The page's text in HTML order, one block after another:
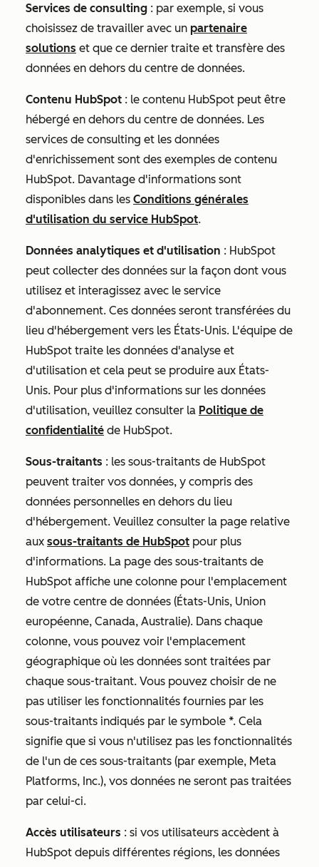
Services de consulting : par exemple, si vous
choisissez de travailler avec un partenaire
solutions et que ce dernier traite et transfère des
données en dehors du centre de données.
Contenu HubSpot : le contenu HubSpot peut être
hébergé en dehors du centre de données. Les
services de consulting et les données
d'enrichissement sont des exemples de contenu
HubSpot. Davantage d'informations sont
disponibles dans les Conditions générales
d'utilisation du service HubSpot.
Données analytiques et d'utilisation : HubSpot
peut collecter des données sur la façon dont vous
utilisez et interagissez avec le service
d'abonnement. Ces données seront transférées du
lieu d'hébergement vers les États-Unis. L'équipe de
HubSpot traite les données d'analyse et
d'utilisation et cela peut se produire aux États-
Unis. Pour plus d'informations sur les données
d'utilisation, veuillez consulter la Politique de
confidentialité de HubSpot.
Sous-traitants : les sous-traitants de HubSpot
peuvent traiter vos données, y compris des
données personnelles en dehors du lieu
d'hébergement. Veuillez consulter la page relative
aux sous-traitants de HubSpot pour plus
d'informations. La page des sous-traitants de
HubSpot affiche une colonne pour l'emplacement
de votre centre de données (États-Unis, Union
européenne, Canada, Australie). Dans chaque
colonne, vous pouvez voir l'emplacement
géographique où les données sont traitées par
chaque sous-traitant. Vous pouvez choisir de ne
pas utiliser les fonctionnalités fournies par les
sous-traitants indiqués par le symbole *. Cela
signifie que si vous n'utilisez pas les fonctionnalités
de l'un de ces sous-traitants (par exemple, Meta
Platforms, Inc.), vos données ne seront pas traitées
par celui-ci.
Accès utilisateurs : si vos utilisateurs accèdent à
HubSpot depuis différentes régions, les données